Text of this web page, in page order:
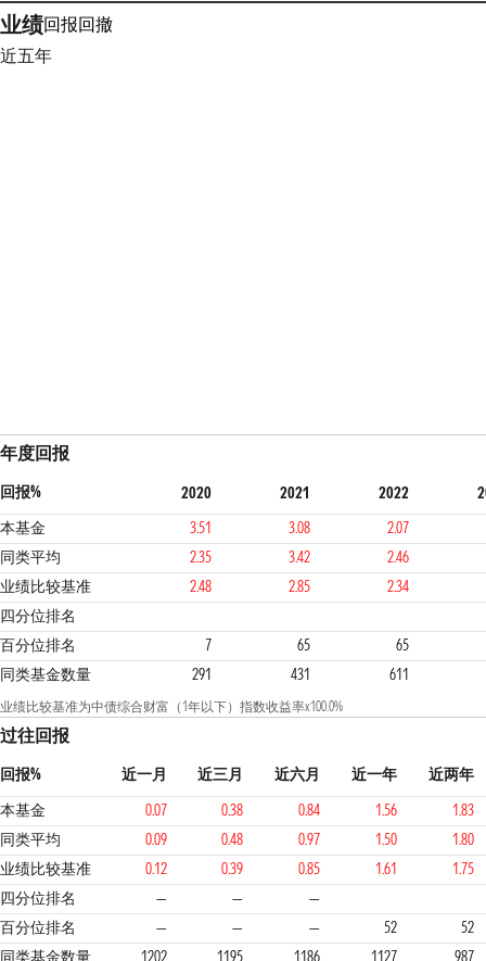
业绩回报回撤
近五年
年度回报
回报% 2020 2021 2022
本基金
3.51 3.08
2.07
同类平均
2.35 3.42
2.46
业绩比较基准
2.48 2.85
2.34
四分位排名
1 3 3 3
百分位排名 7 65
65
同类基金数量
291 431 611
业绩比较基准为中债综合财富（1年以下）指数收益率x100.0%
过往回报
回报% 近一月 近三月 近六月 近一年
近两年
本基金
0.07 0.38 0.84 1.56
1.83
同类平均
0.09 0.48 0.97 1.50
1.80
业绩比较基准
0.12 0.39 0.85 1.61
1.75
四分位排名
— — —
3 3 3
百分位排名 — — — 52
52
同类基金数量
1202 1195 1186 1127 987